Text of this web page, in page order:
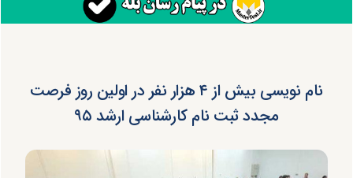
نام نویسی بیش از ۴ هزار نفر در اولین روز فرصت
مجدد ثبت نام کارشناسی ارشد ۹۵